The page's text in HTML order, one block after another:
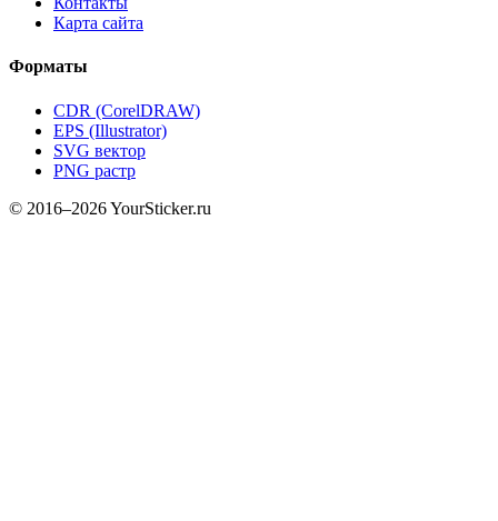
Карта сайта
Форматы
CDR (CorelDRAW)
EPS (Illustrator)
SVG вектор
PNG растр
© 2016–2026 YourSticker.ru